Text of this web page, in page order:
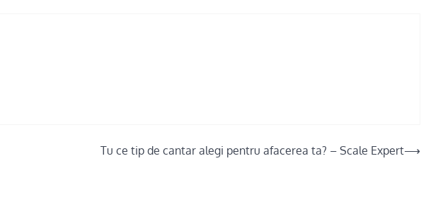
Tu ce tip de cantar alegi pentru afacerea ta? – Scale Expert⟶